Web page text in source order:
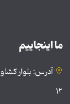
ما اینجاییم
آدرس: بلوار
۱۲